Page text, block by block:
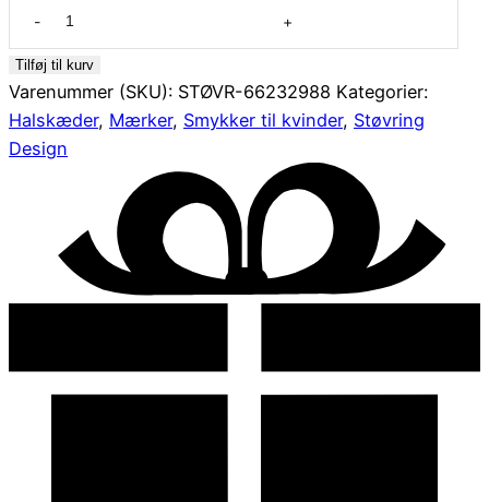
8
karat
vedhæng
med
Tilføj til kurv
Varenummer (SKU): STØVR-66232988 Kategorier:
Halskæder, Mærker, Smykker til kvinder, Støvring
Design